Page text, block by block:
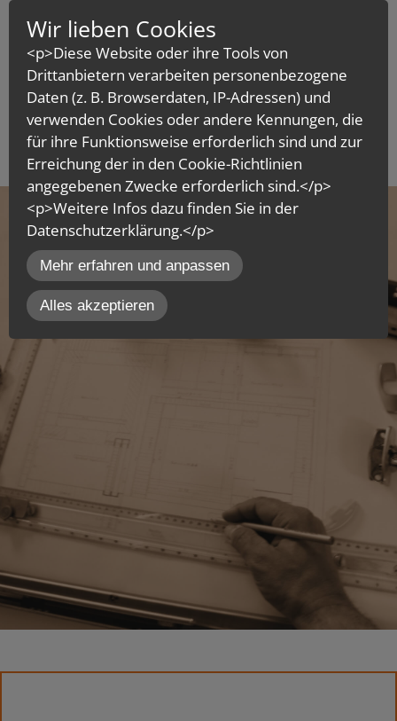
MENÜ
Wir lieben Cookies
<p>Diese Website oder ihre Tools von
Drittanbietern verarbeiten personenbezogene
Daten (z. B. Browserdaten, IP-Adressen) und
verwenden Cookies oder andere Kennungen, die
für ihre Funktionsweise erforderlich sind und zur
Erreichung der in den Cookie-Richtlinien
angegebenen Zwecke erforderlich sind.</p>
<p>Weitere Infos dazu finden Sie in der
Datenschutzerklärung.</p>
inCMS
Mehr erfahren und anpassen
Alles akzeptieren